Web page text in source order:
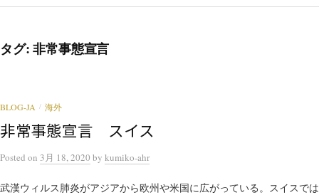
キ
プ
タグ:非常事態宣言
BLOG-JA / 海外
非常事態宣言 スイス
Posted on 3月 18, 2020 by kumiko-ahr
武漢ウィルス肺炎がアジアから欧州や米国に広がっている。スイスでは